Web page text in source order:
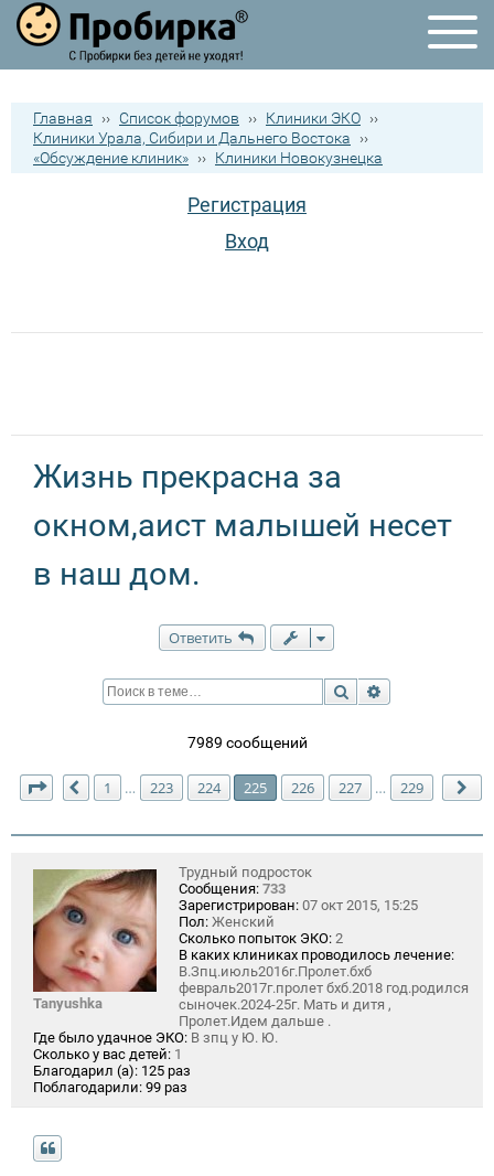
Главная ›› Список форумов ›› Клиники ЭКО ››
Клиники Урала, Сибири и Дальнего Востока
››
«Обсуждение клиник» ›› Клиники Новокузнецка
Регистрация
Вход
Жизнь прекрасна за
окном,аист малышей несет
в наш дом.
Ответить
Поиск
7989 сообщений
Страница 225 из229
Пред.
1 … 223 224 225 226 227 … 229
Tanyushka
Трудный подросток
Сообщения: 733
Зарегистрирован: 07 окт 2015, 15:25
Пол: Женский
Сколько попыток ЭКО: 2
В каких клиниках проводилось лечение:
В.Зпц.июль2016г.Пролет.бхб
февраль2017г.пролет бхб.2018 год.родился
сыночек.2024-25г. Мать и дитя ,
Пролет.Идем дальше .
Где было удачное ЭКО: В зпц у Ю. Ю.
Сколько у вас детей: 1
Благодарил (а): 125 раз
Поблагодарили: 99 раз